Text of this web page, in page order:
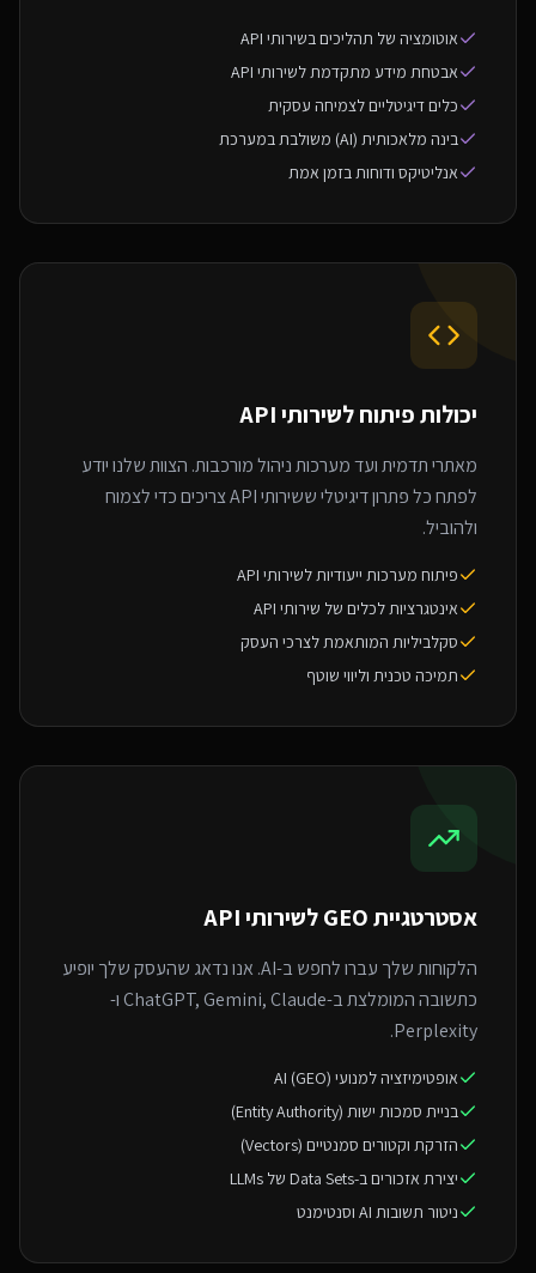
אוטומציה של תהליכים בשירותי API
אבטחת מידע מתקדמת לשירותי API
כלים דיגיטליים לצמיחה עסקית
בינה מלאכותית (AI) משולבת במערכת
אנליטיקס ודוחות בזמן אמת
יכולות פיתוח לשירותי API
מאתרי תדמית ועד מערכות ניהול מורכבות. הצוות שלנו יודע
לפתח כל פתרון דיגיטלי ששירותי API צריכים כדי לצמוח
ולהוביל.
פיתוח מערכות ייעודיות לשירותי API
אינטגרציות לכלים של שירותי API
סקלביליות המותאמת לצרכי העסק
תמיכה טכנית וליווי שוטף
אסטרטגיית GEO ל שירותי API
הלקוחות שלך עברו לחפש ב-AI. אנו נדאג שהעסק שלך יופיע
כתשובה המומלצת ב-ChatGPT, Gemini, Claude ו-
Perplexity.
אופטימיזציה למנועי AI (GEO)
בניית סמכות ישות (Entity Authority)
הזרקת וקטורים סמנטיים (Vectors)
יצירת אזכורים ב-Data Sets של LLMs
ניטור תשובות AI וסנטימנט